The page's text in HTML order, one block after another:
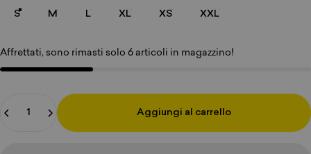
S M L XL XS XXL
Affrettati, sono rimasti solo 6 articoli in magazzino!
Aggiungi al carrello